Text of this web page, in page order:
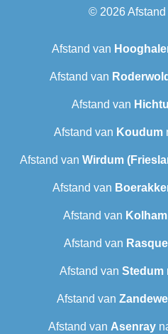
© 2026
Afstand van
Afstand van
Afstand van
Afstand van Koudum
Afstand van Wirdum
Afstand van
Afstand van Kolham
Afstand van
Afstand van Stedum
Afstand van
Afstand van Asenray